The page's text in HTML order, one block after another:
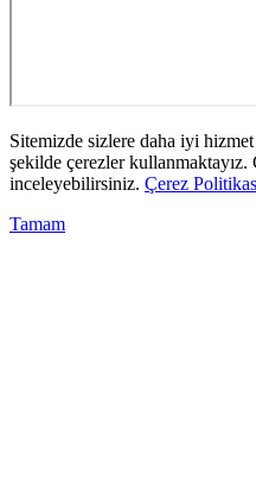
Sitemizde sizlere daha iyi
şekilde çerezler kullanmaktayız.
inceleyebilirsiniz. Çerez
Tamam